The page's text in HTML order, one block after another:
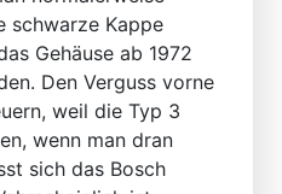
schwarze Kappe
Gehäuse ab 1972
Den Verguss vorne
weil die Typ 3
wenn man dran
sich das Bosch